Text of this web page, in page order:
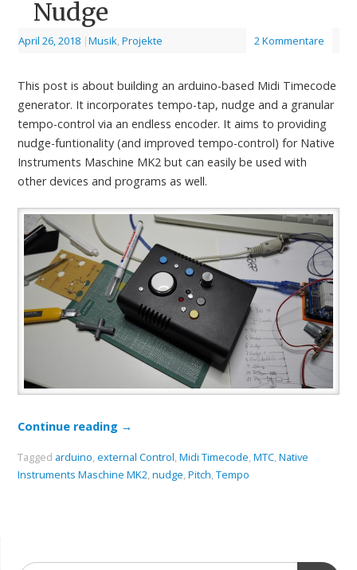
Nudge
April 26, 2018 |Musik, Projekte 2 Kommentare
This post is about building an arduino-based Midi Timecode
generator. It incorporates tempo-tap, nudge and a granular
tempo-control via an endless encoder. It aims to providing
nudge-funtionality (and improved tempo-control) for Native
Instruments Maschine MK2 but can easily be used with
other devices and programs as well.
Continue reading →
Tagged arduino, external Control, Midi Timecode, MTC, Native
Instruments Maschine MK2, nudge, Pitch, Tempo